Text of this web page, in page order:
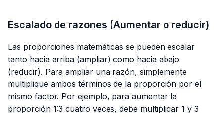
Escalado de razones (Aumentar o reducir)
Las proporciones matemáticas se pueden escalar
tanto hacia arriba (ampliar) como hacia abajo
(reducir). Para ampliar una razón, simplemente
multiplique ambos términos de la proporción por el
mismo factor. Por ejemplo, para aumentar la
proporción 1:3 cuatro veces, debe multiplicar 1 y 3